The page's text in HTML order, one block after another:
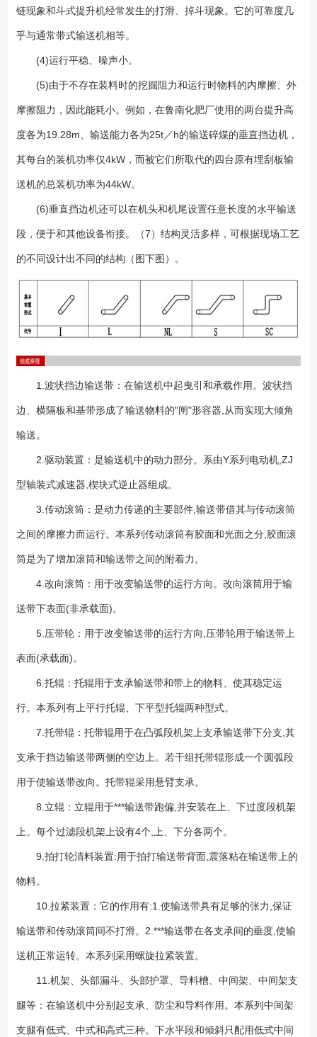
链现象和斗式提升机经常发生的打滑、掉斗现象。它的可靠度几
乎与通常带式输送机相等。
(4)运行平稳、噪声小。
(5)由于不存在装料时的挖掘阻力和运行时物料的内摩擦、外
摩擦阻力，因此能耗小。例如，在鲁南化肥厂使用的两台提升高
度各为19.28m、输送能力各为25t／h的输送碎煤的垂直挡边机，
其每台的装机功率仅4kW，而被它们所取代的四台原有埋刮板输
送机的总装机功率为44kW。
(6)垂直挡边机还可以在机头和机尾设置任意长度的水平输送
段，便于和其他设备衔接。（7）结构灵活多样，可根据现场工艺
的不同设计出不同的结构（图下图）。
1.波状挡边输送带：在输送机中起曳引和承载作用。波状挡
边、横隔板和基带形成了输送物料的"闸"形容器,从而实现大倾角
输送。
2.驱动装置：是输送机中的动力部分。系由Y系列电动机,ZJ
型轴装式减速器,楔块式逆止器组成。
3.传动滚筒：是动力传递的主要部件,输送带借其与传动滚筒
之间的摩擦力而运行。本系列传动滚筒有胶面和光面之分,胶面滚
筒是为了增加滚筒和输送带之间的附着力。
4.改向滚筒：用于改变输送带的运行方向。改向滚筒用于输
送带下表面(非承载面)。
5.压带轮：用于改变输送带的运行方向,压带轮用于输送带上
表面(承载面)。
6.托辊：托辊用于支承输送带和带上的物料、使其稳定运
行。本系列有上平行托辊、下平型托辊两种型式。
7.托带辊：托带辊用于在凸弧段机架上支承输送带下分支,其
支承于挡边输送带两侧的空边上。若干组托带辊形成一个圆弧段
用于使输送带改向。托带辊采用悬臂支承。
8.立辊：立辊用于***输送带跑偏,并安装在上、下过度段机架
上。每个过滤段机架上设有4个,上、下分各两个。
9.拍打轮清料装置:用于拍打输送带背面,震落粘在输送带上的
物料。
10.拉紧装置：它的作用有:1.使输送带具有足够的张力,保证
输送带和传动滚筒间不打滑。2.***输送带在各支承间的垂度,使输
送机正常运转。本系列采用螺旋拉紧装置。
11.机架、头部漏斗、头部护罩、导料槽、中间架、中间架支
腿等：在输送机中分别起支承、防尘和导料作用。本系列中间架
支腿有低式、中式和高式三种。下水平段和倾斜只配用低式中间